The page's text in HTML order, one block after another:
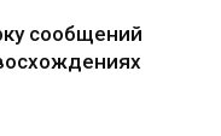
сообщений